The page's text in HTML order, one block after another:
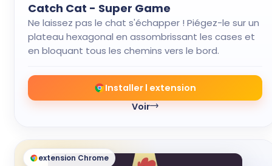
Catch Cat - Super Game
Ne laissez pas le chat s'échapper ! Piégez-le sur un
plateau hexagonal en assombrissant les cases et
en bloquant tous les chemins vers le bord.
Installer l extension
Voir
extension Chrome